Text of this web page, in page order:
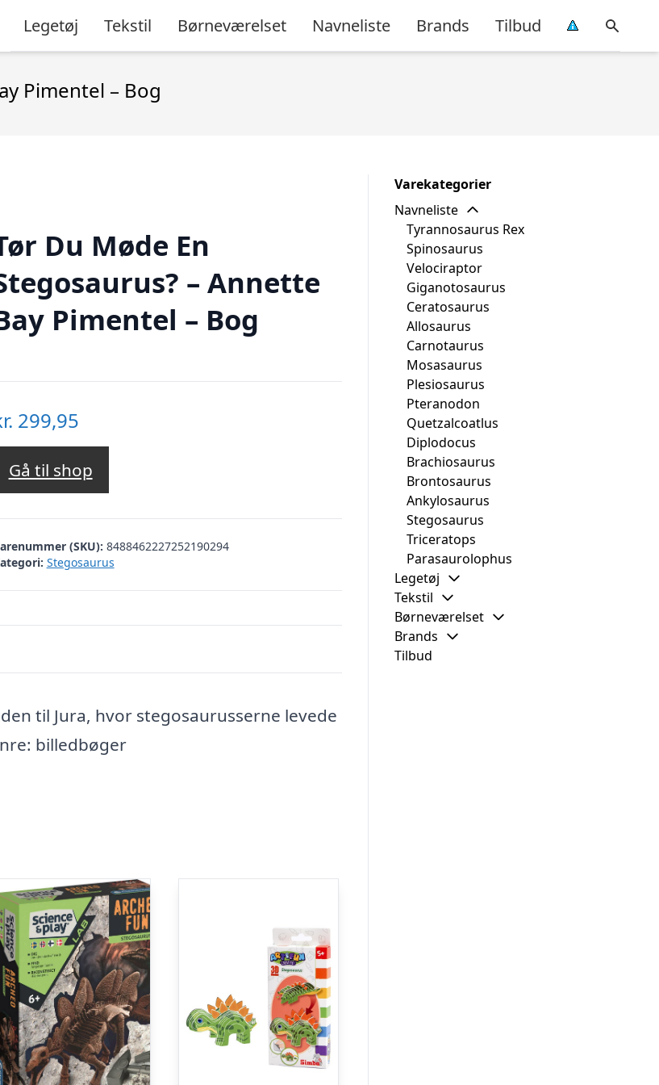
Legetøj Tekstil Børneværelset Navneliste Brands Tilbud
Pimentel – Bog
Du Møde En
– Annette
Pimentel – Bog
299,95
Gå til shop
(SKU): 8488462227252190294
Stegosaurus
til Jura, hvor stegosaurusserne levede
billedbøger
Varekategorier
Navneliste
Tyrannosaurus Rex
Spinosaurus
Velociraptor
Giganotosaurus
Ceratosaurus
Allosaurus
Carnotaurus
Mosasaurus
Plesiosaurus
Pteranodon
Quetzalcoatlus
Diplodocus
Brachiosaurus
Brontosaurus
Ankylosaurus
Stegosaurus
Triceratops
Parasaurolophus
Legetøj
Tekstil
Børneværelset
Brands
Tilbud